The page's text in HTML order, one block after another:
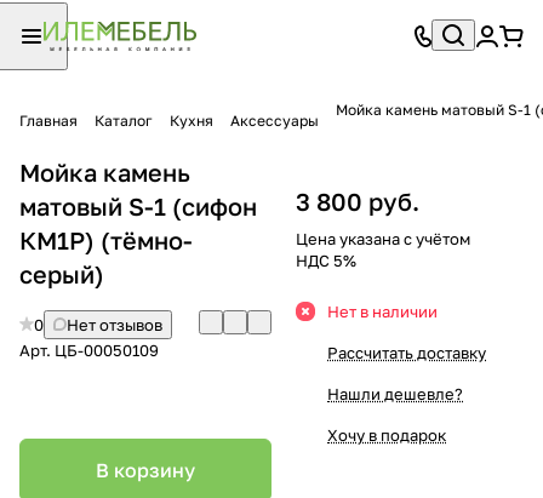
Главная Каталог Кухня Аксессуары
Мойка камень матовый S-1
Мойка камень
матовый S-1 (сифон
КМ1Р) (тёмно-
серый)
0
Нет отзывов
Арт. ЦБ-00050109
В корзину
3 800 руб.
Цена указана с учётом
НДС 5%
Нет в наличии
Рассчитать доставку
Нашли дешевле?
Хочу в подарок